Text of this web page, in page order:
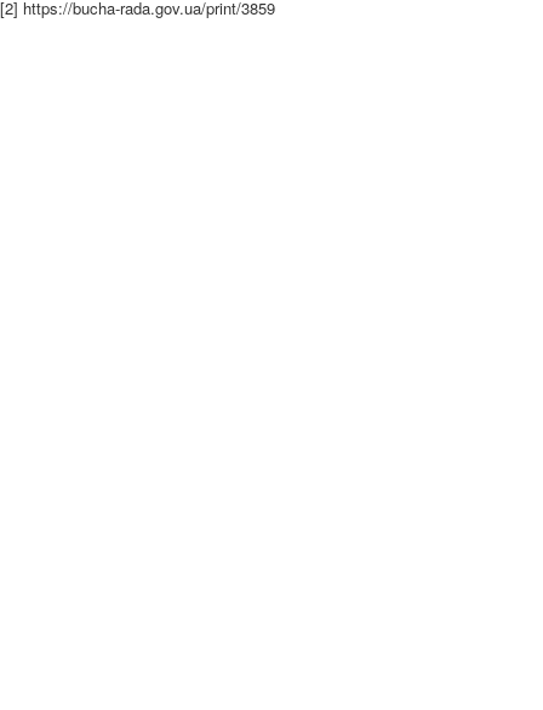
[2] https://bucha-rada.gov.ua/print/3859